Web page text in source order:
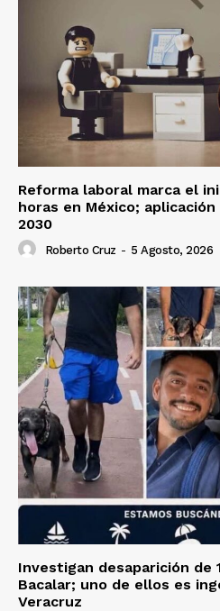
Reforma laboral marca el
horas en México;
2030
Roberto Cruz - 5 Agosto, 2026
Investigan desaparición de
Bacalar; uno de ellos es
Veracruz